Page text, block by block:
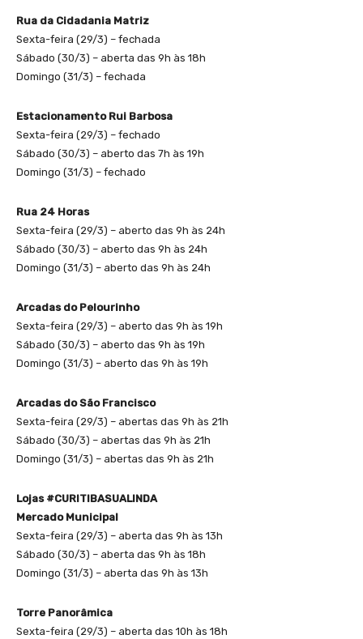
Rua da Cidadania Matriz
Sexta-feira (29/3) – fechada
Sábado (30/3) – aberta das 9h às 18h
Domingo (31/3) – fechada
Estacionamento Rui Barbosa
Sexta-feira (29/3) – fechado
Sábado (30/3) – aberto das 7h às 19h
Domingo (31/3) – fechado
Rua 24 Horas
Sexta-feira (29/3) – aberto das 9h às 24h
Sábado (30/3) – aberto das 9h às 24h
Domingo (31/3) – aberto das 9h às 24h
Arcadas do Pelourinho
Sexta-feira (29/3) – aberto das 9h às 19h
Sábado (30/3) – aberto das 9h às 19h
Domingo (31/3) – aberto das 9h às 19h
Arcadas do São Francisco
Sexta-feira (29/3) – abertas das 9h às 21h
Sábado (30/3) – abertas das 9h às 21h
Domingo (31/3) – abertas das 9h às 21h
Lojas #CURITIBASUALINDA
Mercado Municipal
Sexta-feira (29/3) – aberta das 9h às 13h
Sábado (30/3) – aberta das 9h às 18h
Domingo (31/3) – aberta das 9h às 13h
Torre Panorâmica
Sexta-feira (29/3) – aberta das 10h às 18h